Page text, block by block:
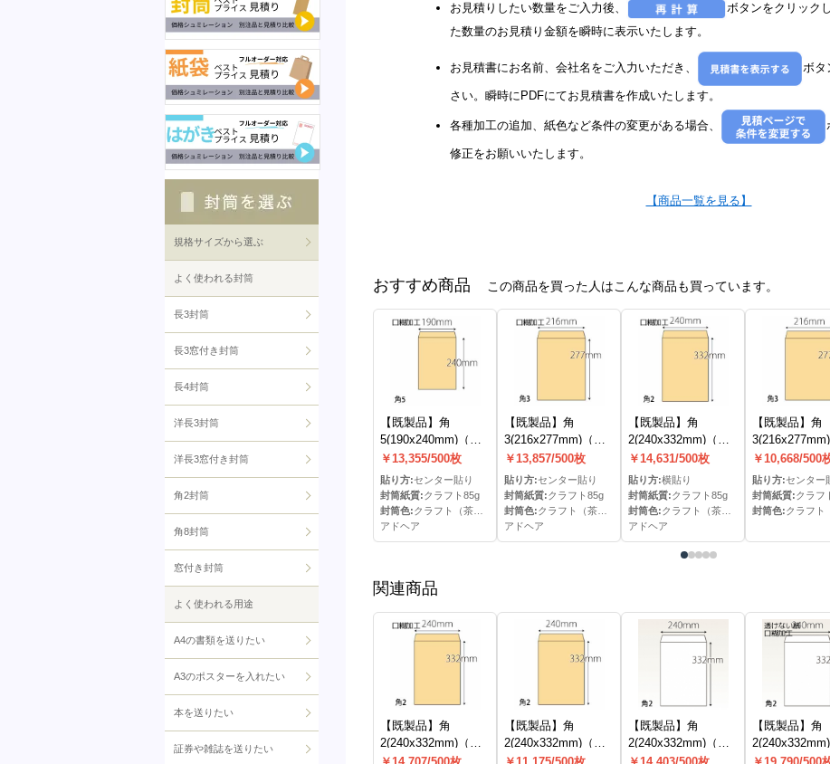
規格サイズから選ぶ
よく使われる封筒
長3封筒
長3窓付き封筒
長4封筒
洋長3封筒
洋長3窓付き封筒
角2封筒
角8封筒
窓付き封筒
よく使われる用途
A4の書類を送りたい
A3のポスターを入れたい
本を送りたい
証券や雑誌を送りたい
お見積りしたい数量をご入力後、
ボタンをクリック
た数量のお見積り金額を瞬時に表示いたします。
お見積書にお名前、会社名をご入力いただき、 ボタ
さい。瞬時にPDFにてお見積書を作成いたします。
各種加工の追加、紙色など条件の変更がある場合、
修正をお願いいたします。
【商品一覧を見る】
おすすめ商品 この商品を買った人はこんな商品も買っています。
【既製品】角
5(190x240mm)（ア
ドヘア）(C貼)
￥13,355/500枚
貼り方:センター貼り
封筒紙質:クラフト85g
封筒色:クラフト（茶）色
アドヘア
【既製品】角
3(216x277mm)（ア
ドヘア）(C貼)
￥13,857/500枚
貼り方:センター貼り
封筒紙質:クラフト85g
封筒色:クラフト（茶）色
アドヘア
【既製品】角
2(240x332mm)（ア
ドヘア）
￥14,631/500枚
貼り方:横貼り
封筒紙質:クラフト85g
封筒色:クラフト（茶）色
アドヘア
【既製品】角
し）(C貼)
￥10,668/500
貼り方:センター
封筒紙質:クラフ
封筒色:クラフト（
関連商品
【既製品】角
2(240x332mm)（テ
ープ10mm）
【既製品】角
2(240x332mm)（な
し）
【既製品】角
2(240x332mm)（な
し）
【既製品】角
ットメルト